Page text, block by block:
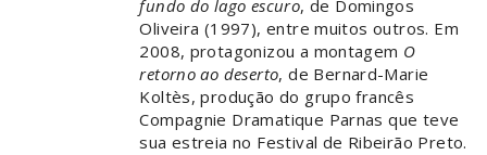
fundo do lago escuro, de Domingos
Oliveira (1997), entre muitos outros. Em
2008, protagonizou a montagem O
retorno ao deserto, de Bernard-Marie
Koltès, produção do grupo francês
Compagnie Dramatique Parnas que teve
sua estreia no Festival de Ribeirão Preto.